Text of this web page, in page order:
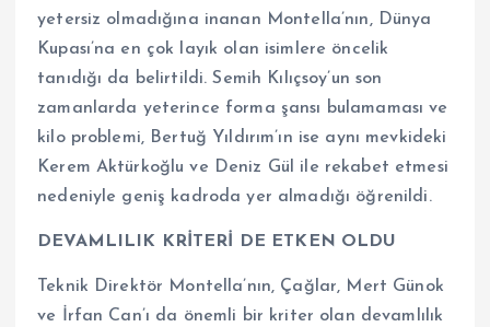
yetersiz olmadığına inanan Montella’nın, Dünya
Kupası’na en çok layık olan isimlere öncelik
tanıdığı da belirtildi. Semih Kılıçsoy’un son
zamanlarda yeterince forma şansı bulamaması ve
kilo problemi, Bertuğ Yıldırım’ın ise aynı mevkideki
Kerem Aktürkoğlu ve Deniz Gül ile rekabet etmesi
nedeniyle geniş kadroda yer almadığı öğrenildi.
DEVAMLILIK KRİTERİ DE ETKEN OLDU
Teknik Direktör Montella’nın, Çağlar, Mert Günok
ve İrfan Can’ı da önemli bir kriter olan devamlılık